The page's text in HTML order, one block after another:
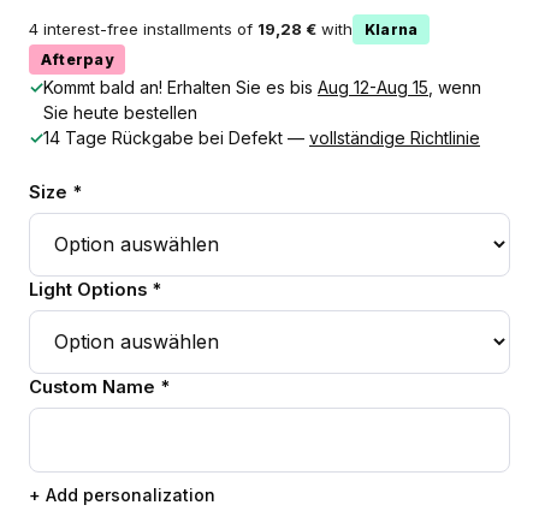
4 interest-free installments of 19,28 € with
Klarna
Afterpay
✓Kommt bald an! Erhalten Sie es bis Aug 12-Aug 15 , wenn
Sie heute bestellen
✓14 Tage Rückgabe bei Defekt — vollständige Richtlinie
Size *
Light Options *
Custom Name *
+ Add personalization